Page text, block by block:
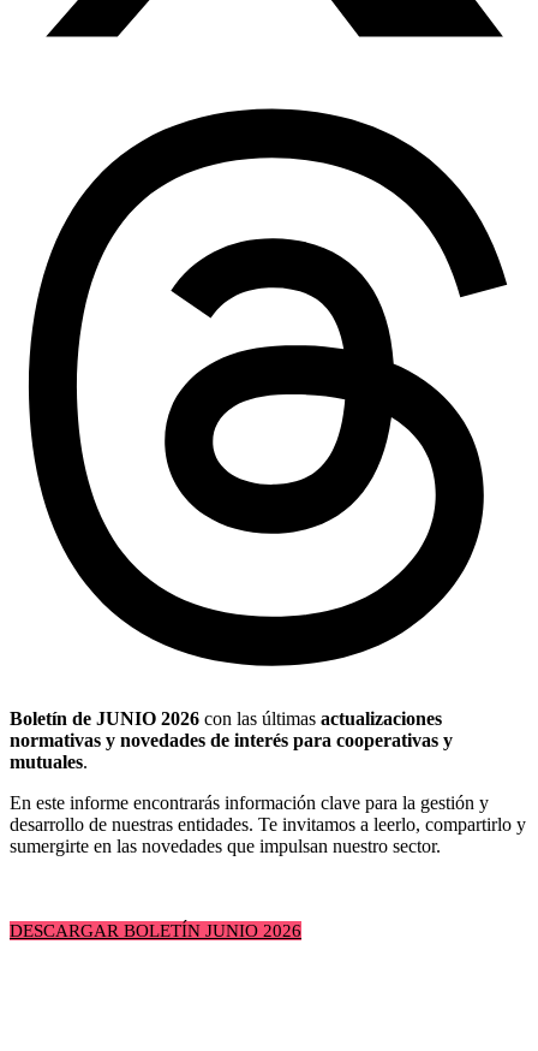
Boletín de JUNIO 2026 con las últimas actualizaciones
normativas y novedades de interés para cooperativas y
mutuales.
En este informe encontrarás información clave para la gestión y
desarrollo de nuestras entidades. Te invitamos a leerlo, compartirlo y
sumergirte en las novedades que impulsan nuestro sector.
DESCARGAR BOLETÍN JUNIO 2026